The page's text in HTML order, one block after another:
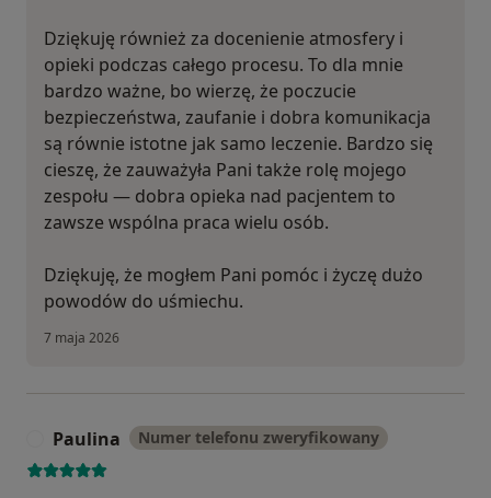
Dziękuję również za docenienie atmosfery i
opieki podczas całego procesu. To dla mnie
bardzo ważne, bo wierzę, że poczucie
bezpieczeństwa, zaufanie i dobra komunikacja
są równie istotne jak samo leczenie. Bardzo się
cieszę, że zauważyła Pani także rolę mojego
zespołu — dobra opieka nad pacjentem to
zawsze wspólna praca wielu osób.
Dziękuję, że mogłem Pani pomóc i życzę dużo
powodów do uśmiechu.
7 maja 2026
Paulina Numer telefonu zweryfikowany